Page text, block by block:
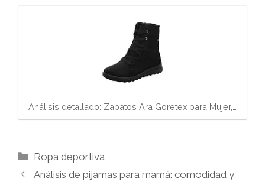
Análisis detallado: Zapatos Ara Goretex para Mujer,…
Categorías
Ropa deportiva
Análisis de pijamas para mamá: comodidad y